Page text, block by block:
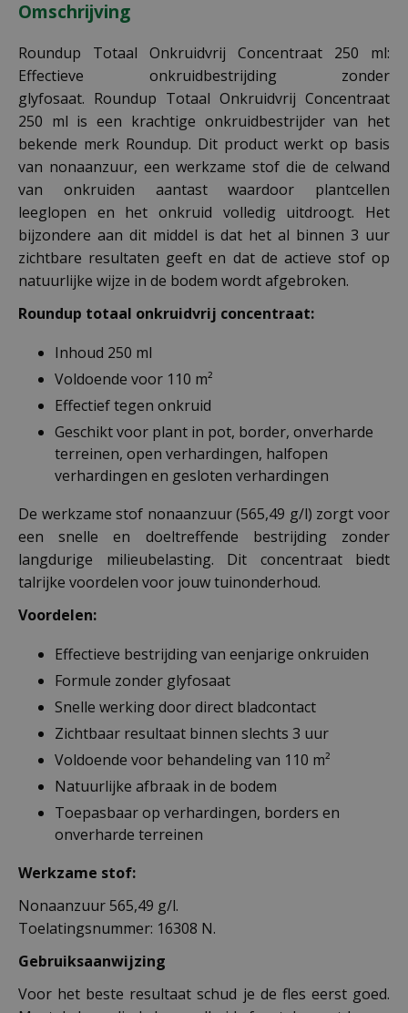
Omschrijving
Roundup Totaal Onkruidvrij Concentraat 250 ml:
Effectieve onkruidbestrijding zonder
glyfosaat. Roundup Totaal Onkruidvrij Concentraat
250 ml is een krachtige onkruidbestrijder van het
bekende merk Roundup. Dit product werkt op basis
van nonaanzuur, een werkzame stof die de celwand
van onkruiden aantast waardoor plantcellen
leeglopen en het onkruid volledig uitdroogt. Het
bijzondere aan dit middel is dat het al binnen 3 uur
zichtbare resultaten geeft en dat de actieve stof op
natuurlijke wijze in de bodem wordt afgebroken.
Roundup totaal onkruidvrij concentraat:
Inhoud 250 ml
Voldoende voor 110 m²
Effectief tegen onkruid
Geschikt voor plant in pot, border, onverharde
terreinen, open verhardingen, halfopen
verhardingen en gesloten verhardingen
De werkzame stof nonaanzuur (565,49 g/l) zorgt voor
een snelle en doeltreffende bestrijding zonder
langdurige milieubelasting. Dit concentraat biedt
talrijke voordelen voor jouw tuinonderhoud.
Voordelen:
Effectieve bestrijding van eenjarige onkruiden
Formule zonder glyfosaat
Snelle werking door direct bladcontact
Zichtbaar resultaat binnen slechts 3 uur
Voldoende voor behandeling van 110 m²
Natuurlijke afbraak in de bodem
Toepasbaar op verhardingen, borders en
onverharde terreinen
Werkzame stof:
Nonaanzuur 565,49 g/l.
Toelatingsnummer: 16308 N.
Gebruiksaanwijzing
Voor het beste resultaat schud je de fles eerst goed.